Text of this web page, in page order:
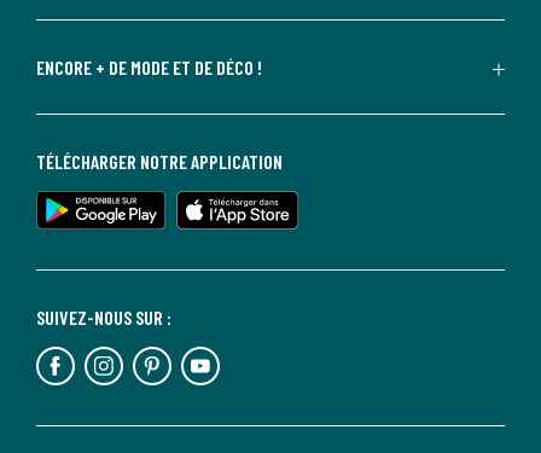
ENCORE + DE MODE ET DE DÉCO !
SUIVEZ-NOUS SUR :
TÉLÉCHARGER NOTRE APPLICATION